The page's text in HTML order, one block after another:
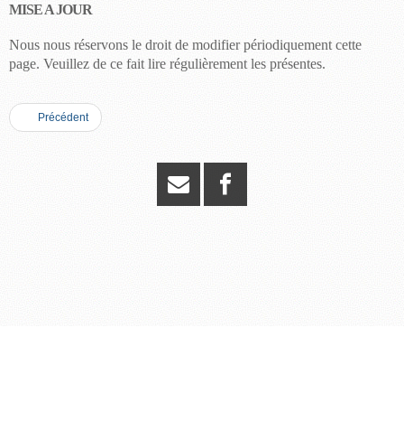
MISE A JOUR
Nous nous réservons le droit de modifier périodiquement cette
page. Veuillez de ce fait lire régulièrement les présentes.
Précédent